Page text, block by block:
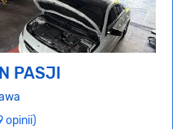
PASJI
opinii)